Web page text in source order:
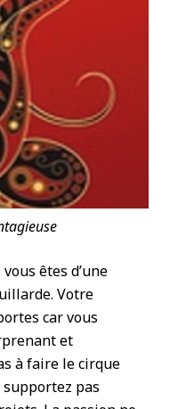
êtes d’une
Votre
car vous
et
à faire le cirque
pas